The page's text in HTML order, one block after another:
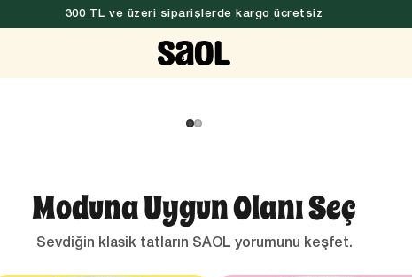
300 TL ve üzeri siparişlerde kargo ücretsiz
Moduna Uygun Olanı Seç
Sevdiğin klasik tatların SAOL yorumunu keşfet.